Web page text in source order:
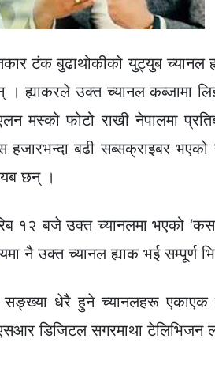
टंक बुढाथोकीको युट्युब च्यानल
ह्याकरले उक्त च्यानल कब्जामा
मस्को फोटो राखी नेपालमा
बढी सब्सक्राइबर भएको
छन् ।
१२ बजे उक्त च्यानलमा भएको
नै उक्त च्यानल ह्याक भई सम्पूर्ण
सङ्ख्या धेरै हुने च्यानलहरू
डिजिटल सगरमाथा टेलिभिजन